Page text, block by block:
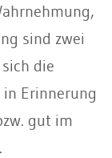
sind zwei
die
Erinnerung
gut im